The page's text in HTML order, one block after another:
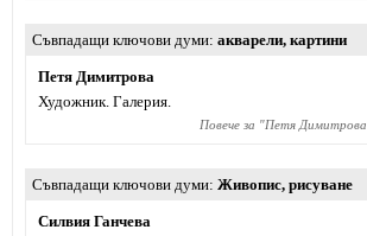
Съвпадащи ключови думи акварели, картини
Петя Димитрова
Художник. Галерия.
Повече за "Петя Димитрова
Съвпадащи ключови думи Живопис, рисуване
Силвия Ганчева